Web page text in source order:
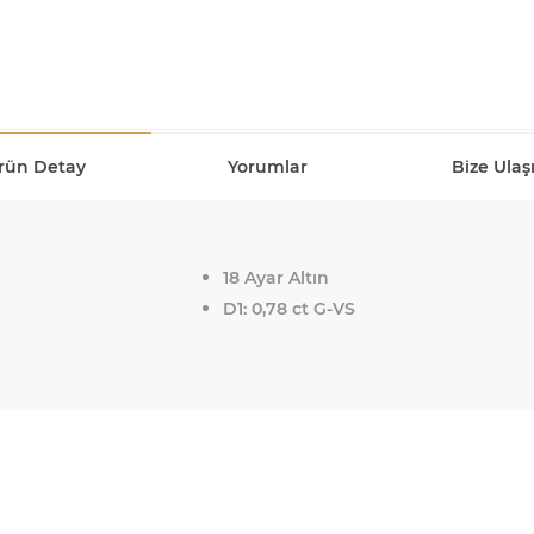
Detay Yorumlar Bize
18 Ayar Altın
D1: 0,78 ct G-VS